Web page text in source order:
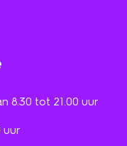
8.30 tot 21.00 uur
uur